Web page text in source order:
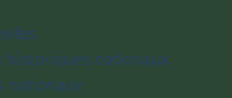
historiques nationaux
nationaux